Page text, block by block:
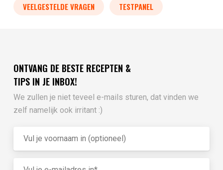
VEELGESTELDE VRAGEN TESTPANEL
ONTVANG DE BESTE RECEPTEN &
TIPS IN JE INBOX!
We zullen je niet teveel e-mails sturen, dat vinden we
zelf namelijk ook irritant :)